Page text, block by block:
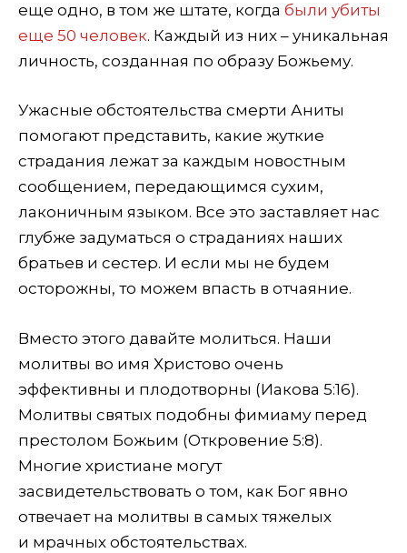
еще одно, в том же штате, когда были убиты
еще 50 человек. Каждый из них – уникальная
личность, созданная по образу Божьему.
Ужасные обстоятельства смерти Аниты
помогают представить, какие жуткие
страдания лежат за каждым новостным
сообщением, передающимся сухим,
лаконичным языком. Все это заставляет нас
глубже задуматься о страданиях наших
братьев и сестер. И если мы не будем
осторожны, то можем впасть в отчаяние.
Вместо этого давайте молиться. Наши
молитвы во имя Христово очень
эффективны и плодотворны (Иакова 5:16).
Молитвы святых подобны фимиаму перед
престолом Божьим (Откровение 5:8).
Многие христиане могут
засвидетельствовать о том, как Бог явно
отвечает на молитвы в самых тяжелых
и мрачных обстоятельствах.